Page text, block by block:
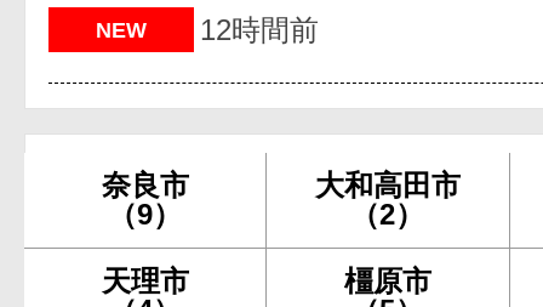
NEW 12時間前
奈良市
（9）
大和高田市
（2）
天理市
橿原市